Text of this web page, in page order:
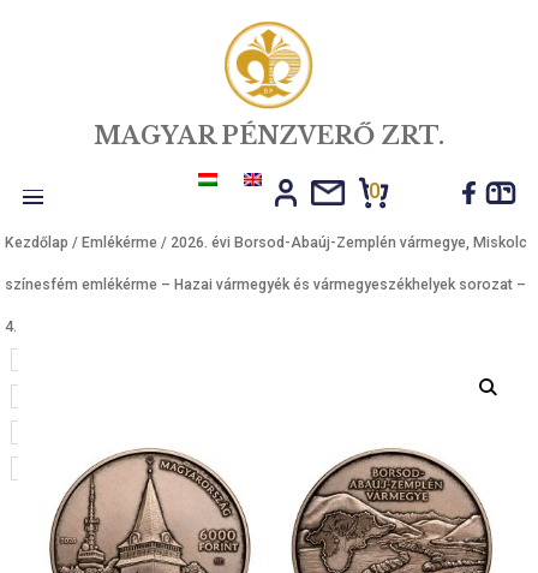
MAGYAR PÉNZVERŐ ZRT.
Toggle
navigation
Kezdőlap Emlékérme/ 2026. évi Borsod-Abaúj-Zemplén
színesfém emlékérme – Hazai vármegyék és vármegyeszékhelyek
4.